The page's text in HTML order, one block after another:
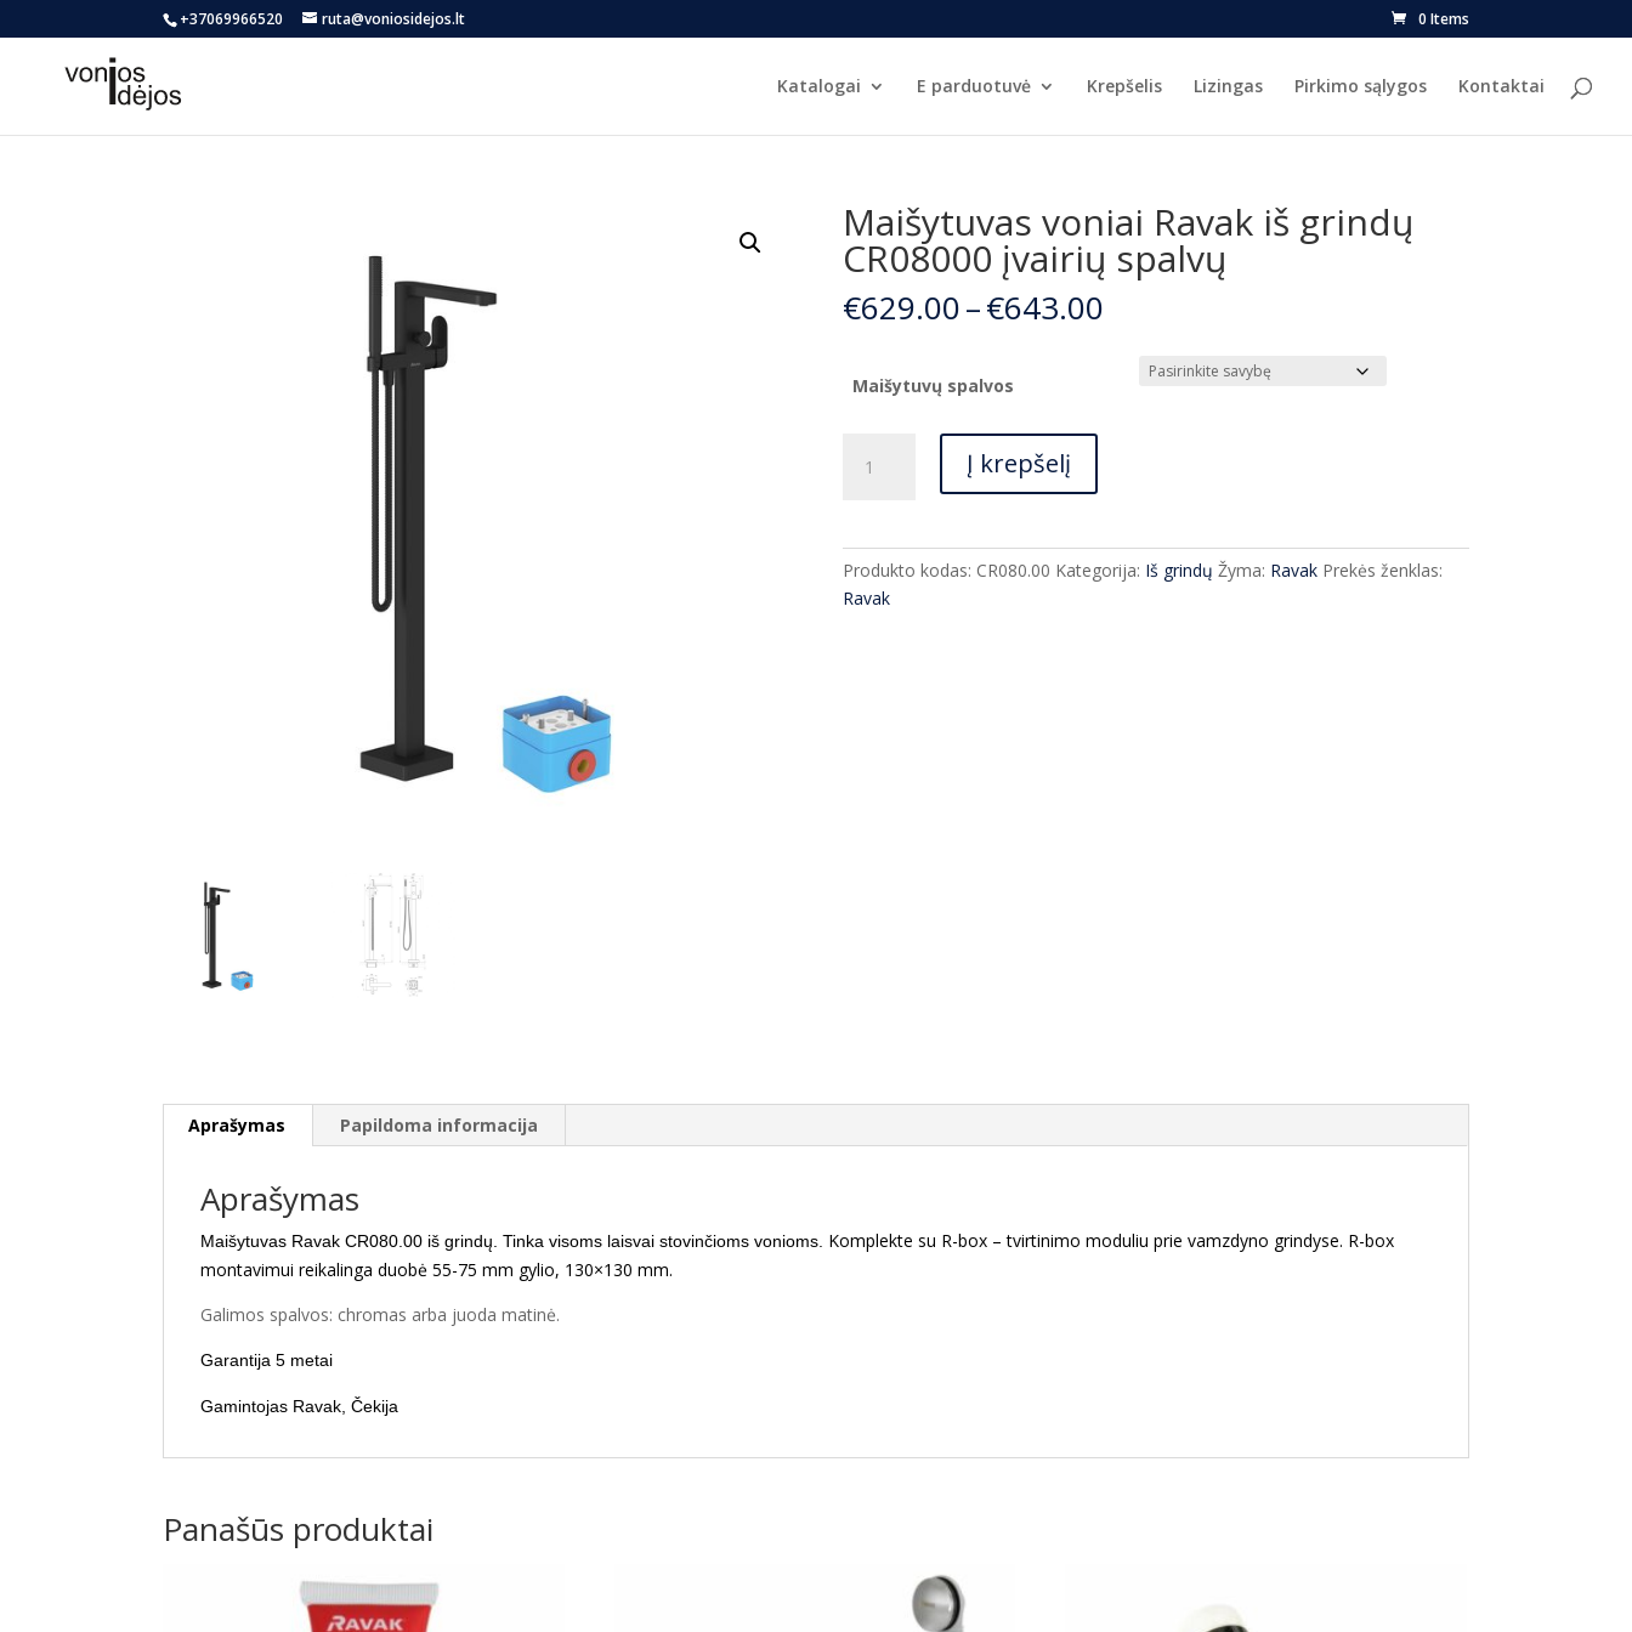
+37069966520 ruta@voniosidejos.lt 0 Items
Katalogai E parduotuvė Krepšelis Lizingas Pirkimo sąlygos Kontaktai
Maišytuvas voniai Ravak iš grindų
CR08000 įvairių spalvų
€629.00–€643.00Price
€629.00
through
Maišytuvų spalvos
kiekis:
Ravak
Į krepšelį
Produkto kodas: CR080.00 Kategorija: Iš grindų Žyma: Ravak Prekės ženklas:
Ravak
Aprašymas Papildoma informacija
Aprašymas
Maišytuvas Ravak CR080.00 iš grindų. Tinka visoms laisvai stovinčioms vonioms. Komplekte su R-box – tvirtinimo moduliu prie vamzdyno grindyse. R-box
montavimui reikalinga duobė 55-75 mm gylio, 130×130 mm.
Galimos spalvos: chromas arba juoda matinė.
Garantija 5 metai
Gamintojas Ravak, Čekija
Panašūs produktai